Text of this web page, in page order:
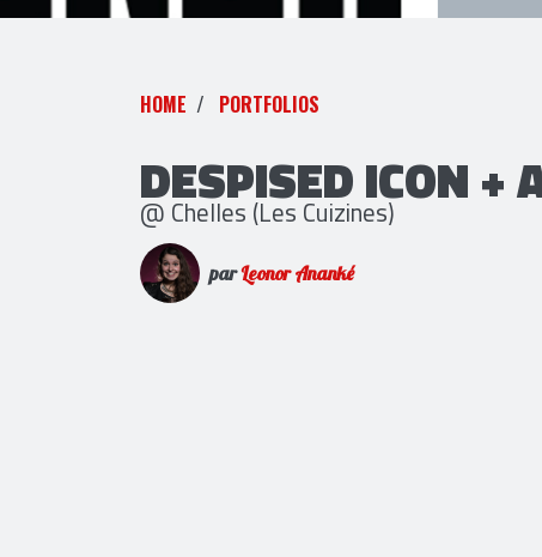
HOME PORTFOLIOS
DESPISED ICON +
@ Chelles (Les Cuizines)
parLeonor Ananké